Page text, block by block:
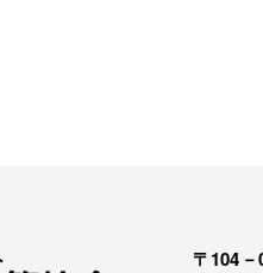
〒104－